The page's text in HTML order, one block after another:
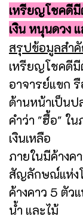
เหรียญโชคดีมี
เงิน หนุนดวง
สรุปข้อมูลสำ
เหรียญโชคดี
อาจารย์แขก รื
ด้านหน้าเป็นป
คำว่า "ฮื้อ" ใน
เงินเหลือ
ภายในมีค้างค
สัญลักษณ์แห่ง
ค้างคาว 5 ตัว
น้ำ และไม้